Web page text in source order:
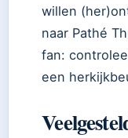
willen
naar Pathé
fan:
een